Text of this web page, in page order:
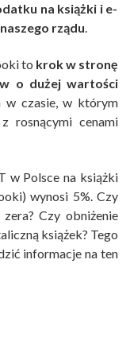
na książki i e-
rządu.
to krok w stronę
o dużej wartości
w czasie, w którym
rosnącymi cenami
w Polsce na książki
wynosi 5%. Czy
Czy obniżenie
książek? Tego
informacje na ten